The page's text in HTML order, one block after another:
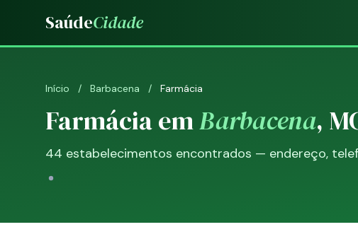
SaúdeCidade
Início / Barbacena / Farmácia
Farmácia emBarbacena,
44 estabelecimentos encontrados — endereço,